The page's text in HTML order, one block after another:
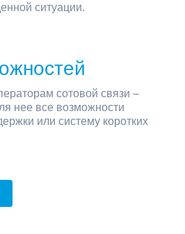
ситуации.
сотовой связи –
нее все возможности
или систему коротких